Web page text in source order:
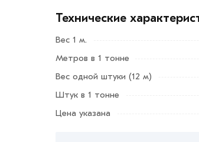
Технические
Вес 1 м.
Метров в 1 тонне
Вес одной штуки (12 м)
Штук в 1 тонне
Цена указана